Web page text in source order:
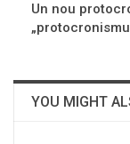
Un nou
YOU MIGHT